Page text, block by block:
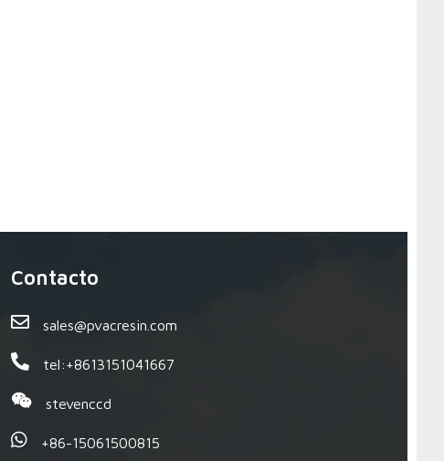
Contacto
sales@pvacresin.com
tel:+8613151041667
stevenccd
+86-15061500815